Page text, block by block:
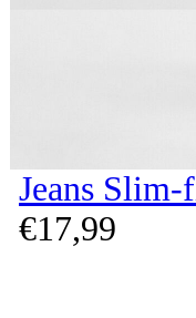
Jeans
€17,99